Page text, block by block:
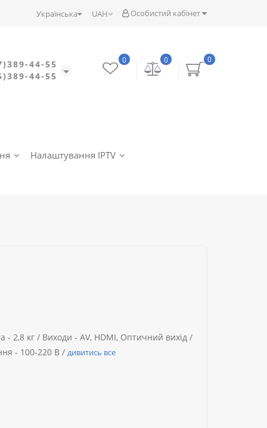
Особистий кабінет
UAH
Українська
44-55
44-55
0
0
0
Налаштування IPTV
- 2,8 кг / Виходи - AV, HDMI, Оптичний вихід /
- 100-220 В / дивитись все